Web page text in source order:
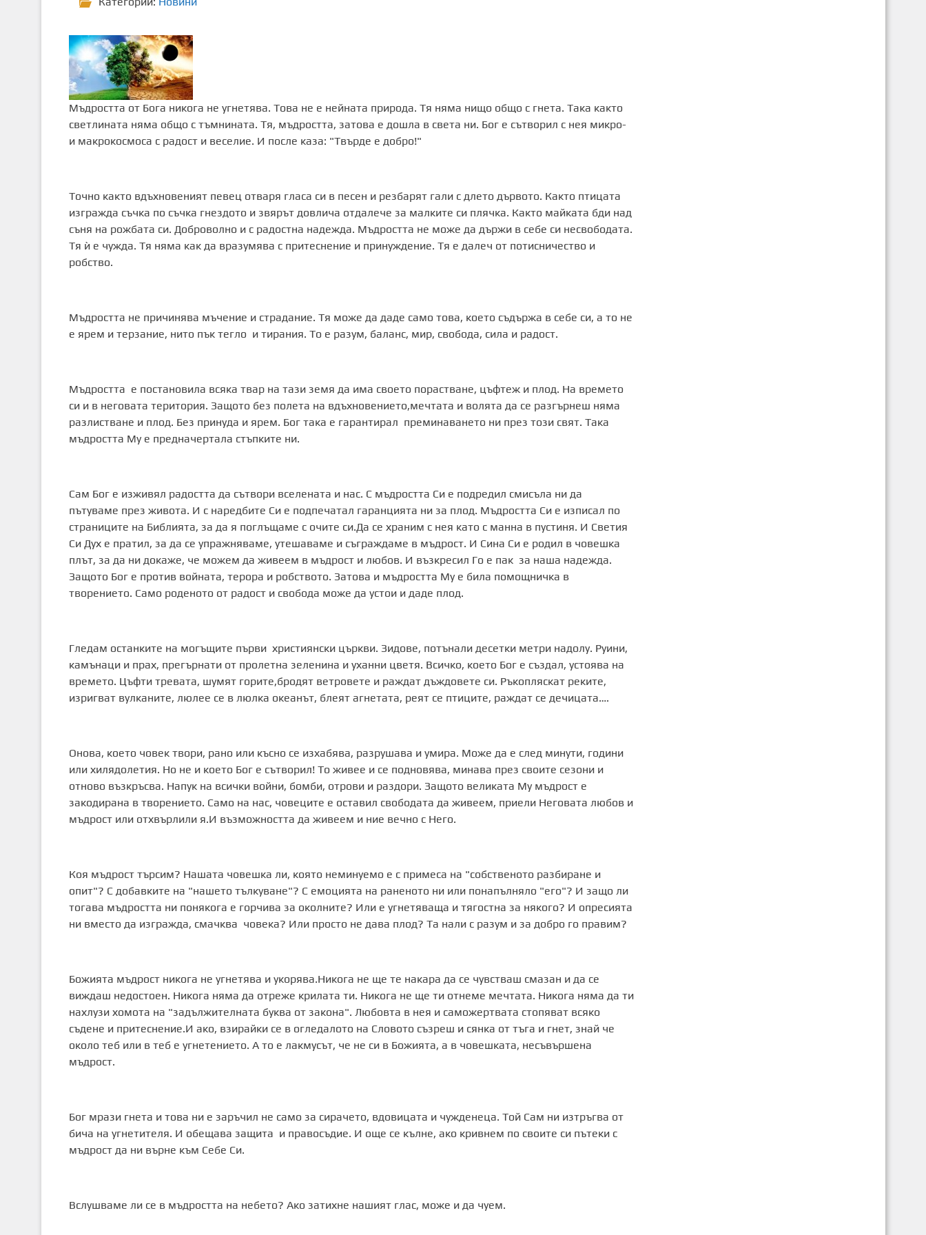
Мъдростта от Бога никога не угнетява. Това не е нейната природа. Тя няма нищо общо с гнета. Така както
светлината няма общо с тъмнината. Тя, мъдростта, затова е дошла в света ни. Бог е сътворил с нея микро-
и макрокосмоса с радост и веселие. И после каза: "Твърде е добро!"
Точно както вдъхновеният певец отваря гласа си в песен и резбарят гали с длето дървото. Както птицата
изгражда съчка по съчка гнездото и звярът довлича отдалече за малките си плячка. Както майката бди над
съня на рожбата си. Доброволно и с радостна надежда. Мъдростта не може да държи в себе си несвободата.
Тя ѝ е чужда. Тя няма как да вразумява с притеснение и принуждение. Тя е далеч от потисничество и
робство.
Мъдростта не причинява мъчение и страдание. Тя може да даде само това, което съдържа в себе си, а то не
е ярем и терзание, нито пък тегло и тирания. То е разум, баланс, мир, свобода, сила и радост.
Мъдростта е постановила всяка твар на тази земя да има своето порастване, цъфтеж и плод. На времето
си и в неговата територия. Защото без полета на вдъхновението,мечтата и волята да се разгърнеш няма
разлистване и плод. Без принуда и ярем. Бог така е гарантирал преминаването ни през този свят. Така
мъдростта Му е предначертала стъпките ни.
Сам Бог е изживял радостта да сътвори вселената и нас. С мъдростта Си е подредил смисъла ни да
пътуваме през живота. И с наредбите Си е подпечатал гаранцията ни за плод. Мъдростта Си е изписал по
страниците на Библията, за да я поглъщаме с очите си.Да се храним с нея като с манна в пустиня. И Светия
Си Дух е пратил, за да се упражняваме, утешаваме и съграждаме в мъдрост. И Сина Си е родил в човешка
плът, за да ни докаже, че можем да живеем в мъдрост и любов. И възкресил Го е пак за наша надежда.
Защото Бог е против войната, терора и робството. Затова и мъдростта Му е била помощничка в
творението. Само роденото от радост и свобода може да устои и даде плод.
Гледам останките на могъщите първи християнски църкви. Зидове, потънали десетки метри надолу. Руини,
камънаци и прах, прегърнати от пролетна зеленина и уханни цветя. Всичко, което Бог е създал, устоява на
времето. Цъфти тревата, шумят горите,бродят ветровете и раждат дъждовете си. Ръкопляскат реките,
изригват вулканите, люлее се в люлка океанът, блеят агнетата, реят се птиците, раждат се дечицата….
Онова, което човек твори, рано или късно се изхабява, разрушава и умира. Може да е след минути, години
или хилядолетия. Но не и което Бог е сътворил! То живее и се подновява, минава през своите сезони и
отново възкръсва. Напук на всички войни, бомби, отрови и раздори. Защото великата Му мъдрост е
закодирана в творението. Само на нас, човеците е оставил свободата да живеем, приели Неговата любов и
мъдрост или отхвърлили я.И възможността да живеем и ние вечно с Него.
Коя мъдрост търсим? Нашата човешка ли, която неминуемо е с примеса на "собственото разбиране и
опит"? С добавките на "нашето тълкуване"? С емоцията на раненото ни или понапълняло "его"? И защо ли
тогава мъдростта ни понякога е горчива за околните? Или е угнетяваща и тягостна за някого? И опресията
ни вместо да изгражда, смачква човека? Или просто не дава плод? Та нали с разум и за добро го правим?
Божията мъдрост никога не угнетява и укорява.Никога не ще те накара да се чувстваш смазан и да се
виждаш недостоен. Никога няма да отреже крилата ти. Никога не ще ти отнеме мечтата. Никога няма да ти
нахлузи хомота на "задължителната буква от закона". Любовта в нея и саможертвата стопяват всяко
съдене и притеснение.И ако, взирайки се в огледалото на Словото съзреш и сянка от тъга и гнет, знай че
около теб или в теб е угнетението. А то е лакмусът, че не си в Божията, а в човешката, несъвършена
мъдрост.
Бог мрази гнета и това ни е заръчил не само за сирачето, вдовицата и чужденеца. Той Сам ни изтръгва от
бича на угнетителя. И обещава защита и правосъдие. И още се кълне, ако кривнем по своите си пътеки с
мъдрост да ни върне към Себе Си.
Вслушваме ли се в мъдростта на небето? Ако затихне нашият глас, може и да чуем.